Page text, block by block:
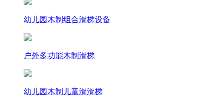
幼儿园木制组合滑梯设备
户外多功能木制滑梯
幼儿园木制儿童滑滑梯